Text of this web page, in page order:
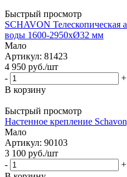
Быстрый просмотр
SCHAVON Телескопическая
воды 1600-2950xØ32 мм
Мало
Артикул: 81423
4 950 руб./шт
-
+
В корзину
Быстрый просмотр
Настенное крепление
Мало
Артикул: 90103
3 100 руб./шт
-
+